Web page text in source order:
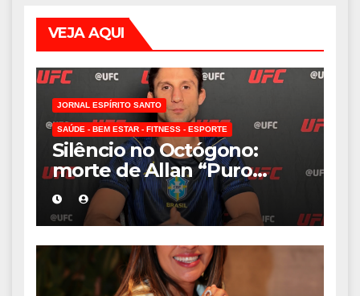
VEJA AQUI
JORNAL ESPÍRITO SANTO
SAÚDE - BEM ESTAR - FITNESS - ESPORTE
Silêncio no Octógono:
morte de Allan “Puro
Osso” interrompe
trajetória de destaque no
MMA aos 34 anos